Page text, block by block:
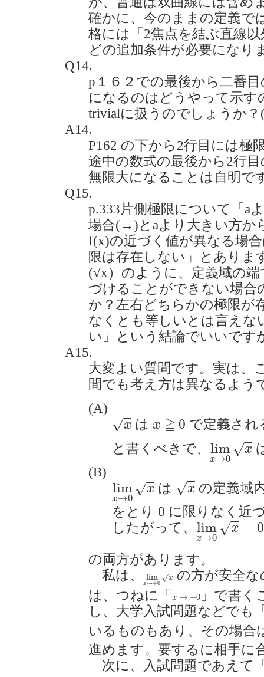
確かに、今のままの定義で
格には「2焦点を結ぶ直線
どの追加条件が必要になり
Q14.
p１６２での最後から二番
になるのはどうやって示す
trivialに扱うのでしょうか？
A14.
P162 の下から2行目には極
途中の数式の最後から2行
無限大になることは自明で
Q15.
p.333片側極限について「a
場合(→)とaより大きい方か
f(x)の近づく値が異なる場
限は存在しない」とあり
(√x）のように、定義域の
づけることができない場合
か？左右どちらかの極限が
なくとも等しいとは言えな
い」という結論でいいです
A15.
大変よい質問です。実は、
間でも考え方は異なるよう
(A)
√x は x ≧ 0
≧0
で定義さ
と書くべきで、 lim
x→0
√x
lim →0x
(B)
lim
x→0
√x
lim →0x
は √xの定義域
をとり 0 に限りなく近
したがって、 lim
x→0
√x = 0
limx →0x=
の両方があります。
私は、
lim
x→+0
√x
lim +0 xの方が安全
は、つねに「
x → +0
x→ + 0
」で書く
し、大学入試問題などでも
いるものもあり、その場合
進めます。要するに相手に
次に、入試問題であえて